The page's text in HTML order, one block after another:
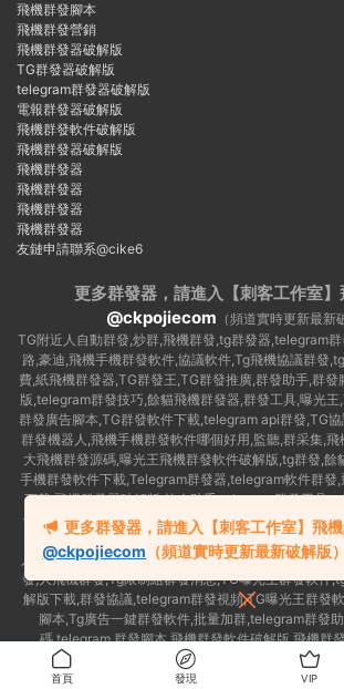
飛機群發腳本
飛機群發營銷
飛機群發器破解版
TG群發器破解版
telegram群發器破解版
電報群發器破解版
飛機群發軟件破解版
飛機群發器破解版
飛機群發器
飛機群發器
飛機群發器
飛機群發器
友鏈申請聯系@cike6
更多群發器，請進入【刺客工作室】
@ckpojiecom （頻道實時更新最新
TG附近人自動群發,炒群,飛機群發,tg群發器,telegram
路,豪迪,飛機手機群發軟件,協議軟件,Tg飛機協議群發
費,紙飛機群發器,TG群發王,TG群發推廣,群發助手,群發
版,telegram群發技巧,餘貓飛機群發器,群發工具,曝光
群發廣告腳本,TG群發軟件下載,telegram api群發,TG
群發機器人,飛機手機群發軟件哪個好用,監聽,群采集,
大飛機群發源碼,曝光王飛機群發軟件破解版,tg群發,餘
手機群發軟件下載,Telegram群發器,telegram軟件群發
下載,飛機群發器破解版,拉人助手,telegram群發工具
件,Telegram怎麽群發,協議号注冊機,TG機器人群發消
費版,私信軟件,tg群發廣告,telegram群發規則
人軟件,telegram批量群發,群發器破解版,曝光王飛機
發,大飛機群發,Tg限制組群發消息,TG曝光王群發軟件
解版下載,群發協議,telegram群發視頻,TG曝光王群發
腳本,Tg廣告一鍵群發軟件,批量加群,telegram群發
碼,telegram 群發腳本,飛機群發軟件破解版,飛機群
碼,telegram 群發工具,如何群發
首頁 發現 VIP
更多群發器，請進入【刺客工作室】飛機
@ckpojiecom （頻道實時更新最新破解版）